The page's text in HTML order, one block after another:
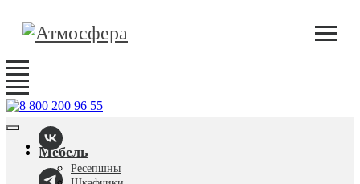
Мебель
Ресепшны